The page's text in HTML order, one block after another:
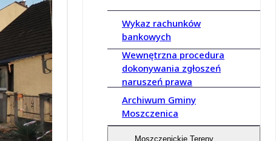
Wykaz rachunków
bankowych
Wewnętrzna procedura
dokonywania zgłoszeń
naruszeń prawa
Archiwum Gminy
Moszczenica
Moszczenickie Tereny